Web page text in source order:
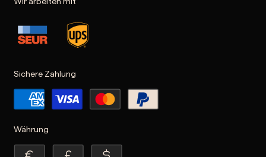
Sichere Zahlung
Währung